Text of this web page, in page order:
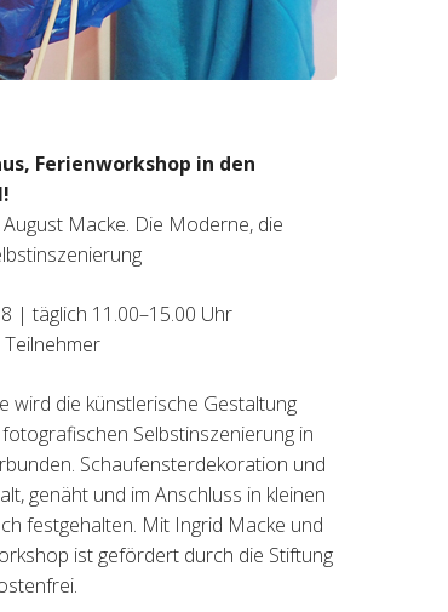
Ferienworkshop in den
Macke. Die Moderne, die
| täglich 11.00–15.00 Uhr
Teilnehmer
wird die künstlerische Gestaltung
Selbstinszenierung in
Schaufensterdekoration und
genäht und im Anschluss in kleinen
festgehalten. Mit Ingrid Macke und
ist gefördert durch die Stiftung